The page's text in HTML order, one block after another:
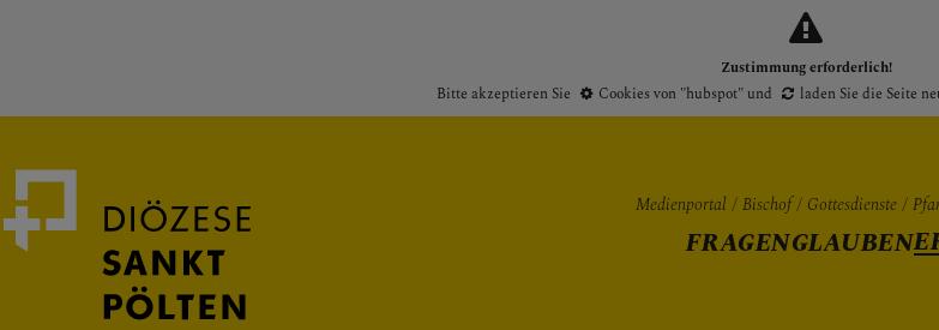
Zustimmung erforderlich!
Bitte akzeptieren Sie
Cookies von "hubspot"und laden Sie die Seite
Medienportal Bischof Gottesdienste
FRAGENGLAUBEN